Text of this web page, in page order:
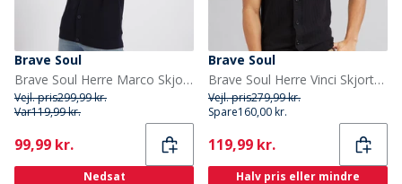
Brave Soul
Brave Soul Herre Marco Skjorter med korte ærmer Flade
Vejl. pris299,99 kr.
Var119,99 kr.
Current
99,99 kr.
Nedsat
Brave Soul
Brave Soul Herre Vinci Skjorter med korte ærmer Sort
Vejl. pris279,99 kr.
Spare160,00 kr.
Current
119,99 kr.
Halv pris eller mindre